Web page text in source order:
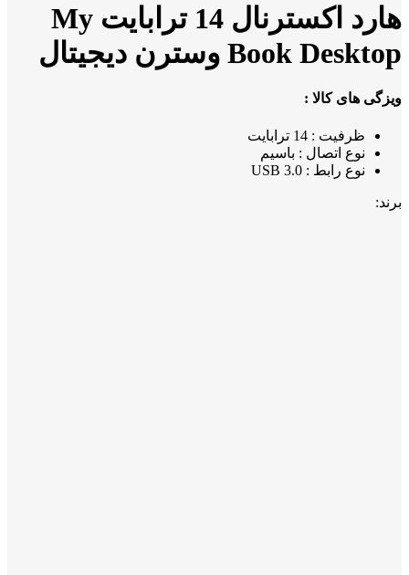
هارد اکسترنال 14 ترابایت My
Book Desktop وسترن دیجیتال
ویزگی های کالا :
ظرفیت : 14 ترابایت
نوع اتصال : باسیم
نوع رابط : USB 3.0
برند: